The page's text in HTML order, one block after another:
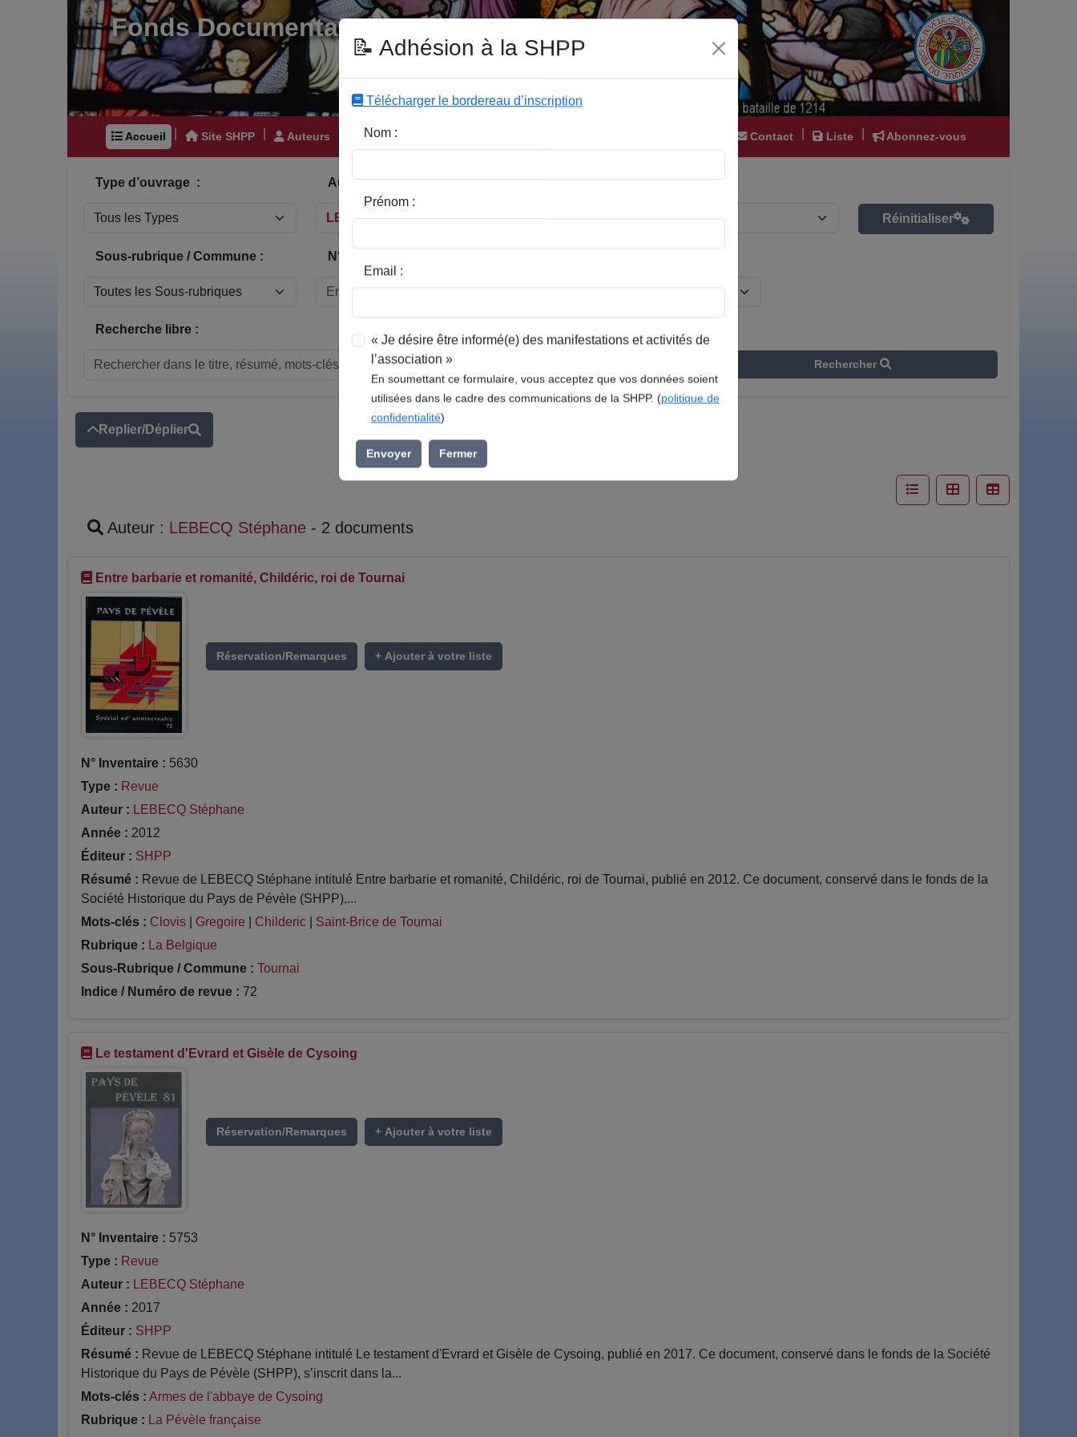
Fonds Documentaire SHPP
Accueil Site SHPP Auteurs Editeurs Contact Liste Abonnez-vous
Type d’ouvrage : Auteur :
Réinitialiser
Sous-rubrique / Commune : N° Indice / Revue :
Recherche libre :
Rechercher
Replier/Déplier
Auteur : LEBECQ Stéphane - 2 documents
Entre barbarie et romanité, Childéric, roi de Tournai
Réservation/Remarques + Ajouter à votre liste
N° Inventaire : 5630
Type : Revue
Auteur : LEBECQ Stéphane
Année : 2012
Éditeur : SHPP
Résumé : Revue de LEBECQ Stéphane intitulé Entre barbarie et romanité, Childéric, roi de Tournai, publié en 2012. Ce document, conservé dans le fonds de la
Société Historique du Pays de Pévèle (SHPP),...
Mots-clés : Clovis Gregoire Childeric
Saint-Brice de Tournai
Rubrique : La Belgique
Sous-Rubrique / Commune : Tournai
Indice / Numéro de revue : 72
Le testament d'Evrard et Gisèle de Cysoing
Réservation/Remarques + Ajouter à votre liste
N° Inventaire : 5753
Type : Revue
Auteur : LEBECQ Stéphane
Année : 2017
Éditeur : SHPP
Résumé : Revue de LEBECQ Stéphane intitulé Le testament d'Evrard et Gisèle de Cysoing, publié en 2017. Ce document, conservé dans le fonds de la Société
Historique du Pays de Pévèle (SHPP), s’inscrit dans la...
Mots-clés : Armes de l'abbaye de Cysoing
Rubrique : La Pévèle française
📝 Adhésion à la SHPP
Télécharger le bordereau d’inscription
Nom :
Prénom :
Email :
« Je désire être informé(e) des manifestations et activités de
l’association »
En soumettant ce formulaire, vous acceptez que vos données soient
utilisées dans le cadre des communications de la SHPP. (politique de
confidentialité)
Envoyer Fermer